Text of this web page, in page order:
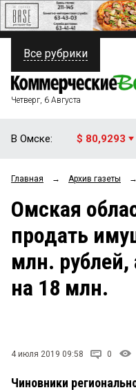
ПОЛИТИКА
ФИНАНСЫ
ОБЩЕСТВО
ЗАКОН
НОВОСТИ КОМПАНИЙ
ПРОИСШЕСТВИЯ
Все рубрики
Четверг, 6 Августа
В Омске: $ 80,9293
Главная → Архив газеты →
Омская
продать
млн. рублей,
на 18 млн.
4 июля 2019 09:58 0
Чиновники